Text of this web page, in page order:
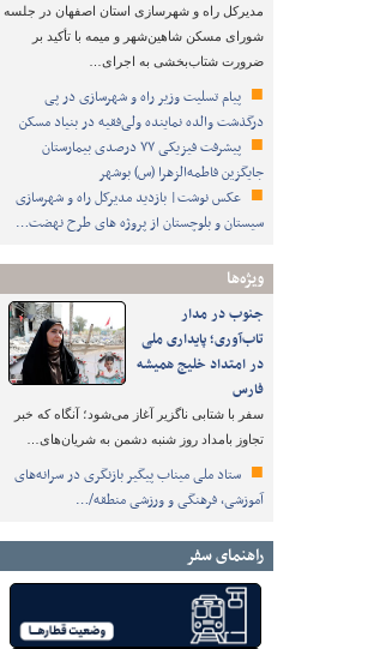
مدیرکل راه و شهرسازی استان اصفهان در جلسه
شورای مسکن شاهین‌شهر و میمه با تأکید بر
ضرورت شتاب‌بخشی به اجرای…
پیام تسلیت وزیر راه و شهرسازی در پی
درگذشت والده نماینده ولی‌فقیه در بنیاد مسکن
پیشرفت فیزیکی ۷۷ درصدی بیمارستان
جایگزین فاطمه‌الزهرا (س) بوشهر
عکس نوشت| بازدید مدیرکل راه و شهرسازی
سیستان و بلوچستان از پروژه های طرح نهضت…
ویژه‌ها
جنوب در مدار
تاب‌آوری؛ پایداری ملی
در امتداد خلیج همیشه
فارس
سفر با شتابی ناگزیر آغاز می‌شود؛ آنگاه که خبر
تجاوز بامداد روز شنبه دشمن به شریان‌های…
ستاد ملی میناب پیگیر بازنگری در سرانه‌های
آموزشی، فرهنگی و ورزشی منطقه/…
راهنمای سفر